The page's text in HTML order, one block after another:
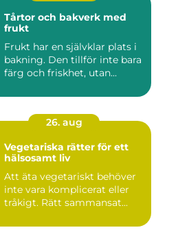
Tårtor och bakverk med
frukt
Frukt har en självklar plats i
bakning. Den tillför inte bara
färg och friskhet, utan...
26. aug
Vegetariska rätter för ett
hälsosamt liv
Att äta vegetariskt behöver
inte vara komplicerat eller
tråkigt. Rätt sammansat...